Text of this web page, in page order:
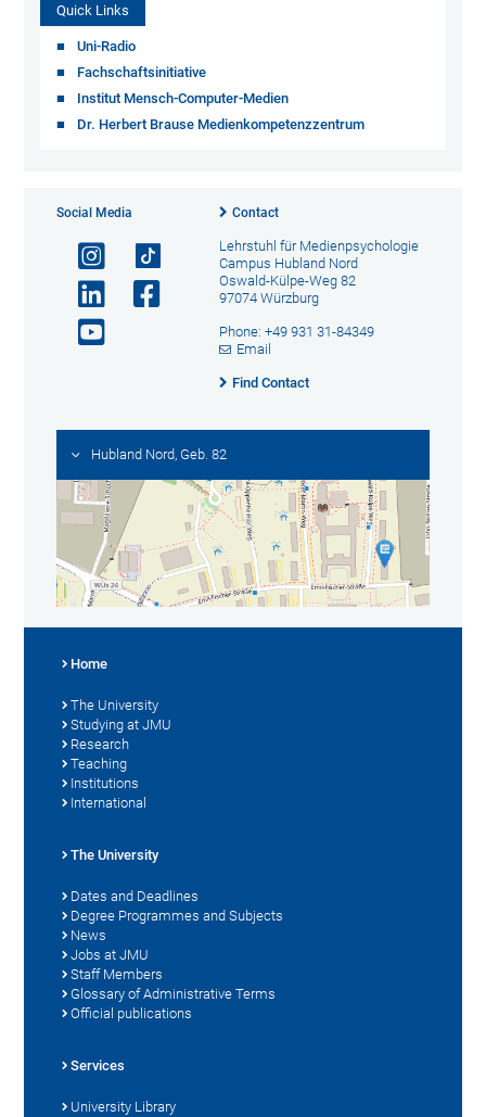
Quick Links
Uni-Radio
Fachschaftsinitiative
Institut Mensch-Computer-Medien
Dr. Herbert Brause Medienkompetenzzentrum
Social Media Contact
Lehrstuhl für Medienpsychologie
Campus Hubland Nord
Oswald-Külpe-Weg 82
97074 Würzburg
Phone: +49 931 31-84349
Email
Find Contact
Hubland Nord, Geb. 82
Home
The University
Studying at JMU
Research
Teaching
Institutions
International
The University
Dates and Deadlines
Degree Programmes and Subjects
News
Jobs at JMU
Staff Members
Glossary of Administrative Terms
Official publications
Services
University Library